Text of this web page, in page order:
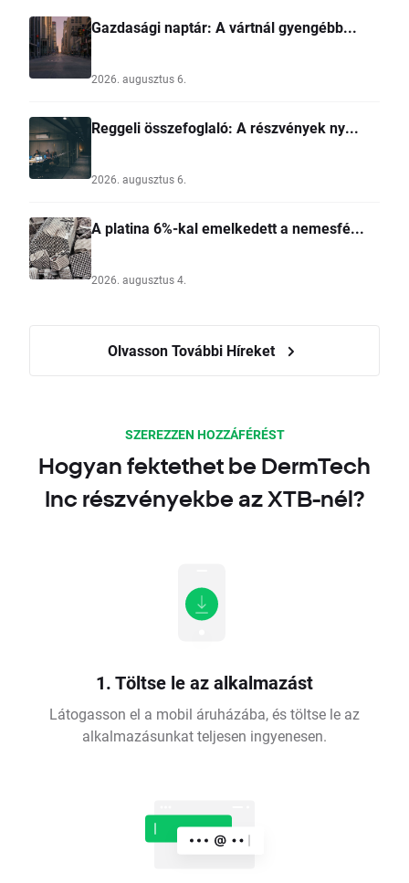
Gazdasági naptár: A vártnál gyengébb...
2026. augusztus 6.
Reggeli összefoglaló: A részvények ny...
2026. augusztus 6.
A platina 6%-kal emelkedett a nemesfé...
2026. augusztus 4.
Olvasson További Híreket
SZEREZZEN HOZZÁFÉRÉST
Hogyan fektethet be DermTech
Inc részvényekbe az XTB-nél?
1. Töltse le az alkalmazást
Látogasson el a mobil áruházába, és töltse le az
alkalmazásunkat teljesen ingyenesen.